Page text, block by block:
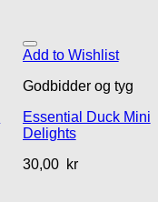
Add to Wishlist
Godbidder og tyg
Essential Duck Mini
Delights
30,00 kr